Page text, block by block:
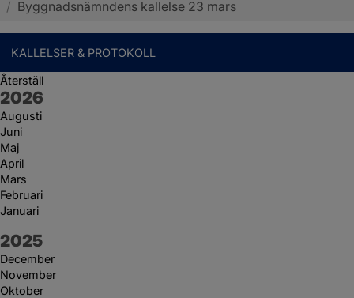
/ Byggnadsnämndens kallelse 23 mars
KALLELSER & PROTOKOLL
Återställ
År:
2026
Augusti
Juni
Maj
April
Mars
Februari
Januari
År:
2025
December
November
Oktober